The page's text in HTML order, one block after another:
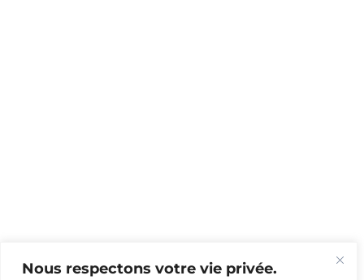
Nous respectons votre vie privée.